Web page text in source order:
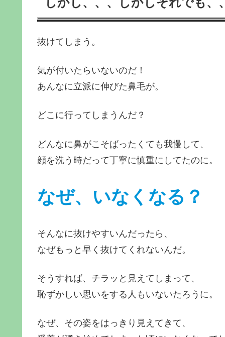
抜けてしまう。
気が付いたらいないのだ！
あんなに立派に伸びた鼻毛が。
どこに行ってしまうんだ？
どんなに鼻がこそばったくても我慢して、
顔を洗う時だって丁寧に慎重にしてたのに。
なぜ、いなくなる？
そんなに抜けやすいんだったら、
なぜもっと早く抜けてくれないんだ。
そうすれば、チラッと見えてしまって、
恥ずかしい思いをする人もいないたろうに。
なぜ、その姿をはっきり見えてきて、